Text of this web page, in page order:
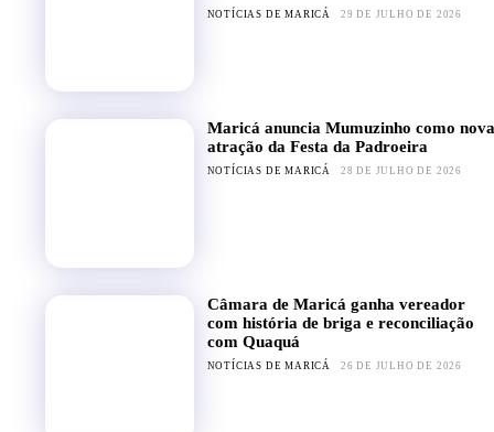
NOTÍCIAS DE MARICÁ 29 DE JULHO DE 2026
Maricá anuncia Mumuzinho como nova
atração da Festa da Padroeira
NOTÍCIAS DE MARICÁ 28 DE JULHO DE 2026
Câmara de Maricá ganha vereador
com história de briga e reconciliação
com Quaquá
NOTÍCIAS DE MARICÁ 26 DE JULHO DE 2026